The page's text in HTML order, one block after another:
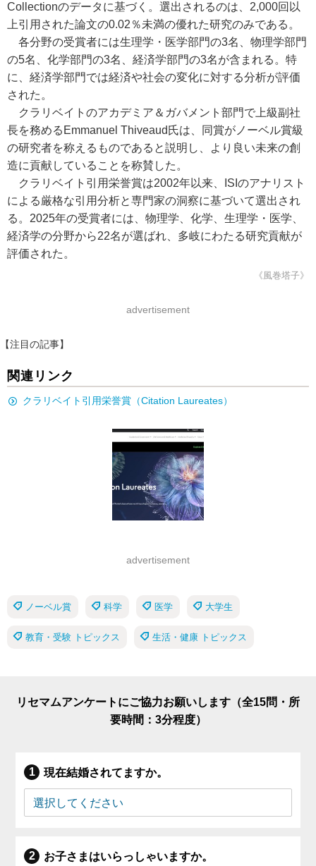
Collectionのデータに基づく。選出されるのは、2,000回以
上引用された論文の0.02％未満の優れた研究のみである。
各分野の受賞者には生理学・医学部門の3名、物理学部門
の5名、化学部門の3名、経済学部門の3名が含まれる。特
に、経済学部門では経済や社会の変化に対する分析が評価
された。
クラリベイトのアカデミア＆ガバメント部門で上級副社
長を務めるEmmanuel Thiveaud氏は、同賞がノーベル賞級
の研究者を称えるものであると説明し、より良い未来の創
造に貢献していることを称賛した。
クラリベイト引用栄誉賞は2002年以来、ISIのアナリスト
による厳格な引用分析と専門家の洞察に基づいて選出され
る。2025年の受賞者には、物理学、化学、生理学・医学、
経済学の分野から22名が選ばれ、多岐にわたる研究貢献が
評価された。
《風巻塔子》
advertisement
【注目の記事】
関連リンク
クラリベイト引用栄誉賞（Citation Laureates）
advertisement
ノーベル賞 科学 医学 大学生
教育・受験 トピックス 生活・健康 トピックス
リセマムアンケートにご協力お願いします（全15問・所
要時間：3分程度）
現在結婚されてますか。
お子さまはいらっしゃいますか。